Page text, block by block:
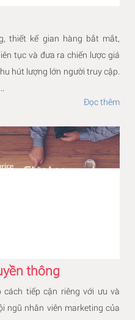
thiết kế gian hàng bắt mắt,
tục và đưa ra chiến lược giá
hút lượng lớn người truy cập.
Đọc thêm
thông
tiếp cận riêng với ưu và
ngũ nhân viên marketing của